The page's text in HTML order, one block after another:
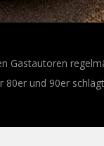
und 90er